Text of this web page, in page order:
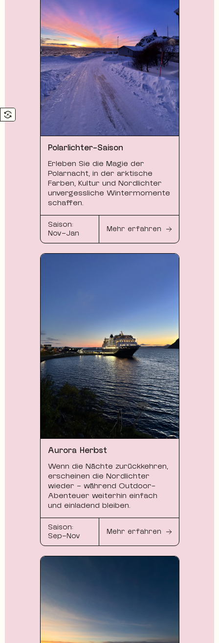
Polarlichter-Saison
Erleben Sie die Magie der
Polarnacht, in der arktische
Farben, Kultur und Nordlichter
unvergessliche Wintermomente
schaffen.
Saison:
Nov–Jan
Mehr erfahren
Aurora Herbst
Wenn die Nächte zurückkehren,
erscheinen die Nordlichter
wieder – während Outdoor-
Abenteuer weiterhin einfach
und einladend bleiben.
Saison:
Sep–Nov
Mehr erfahren